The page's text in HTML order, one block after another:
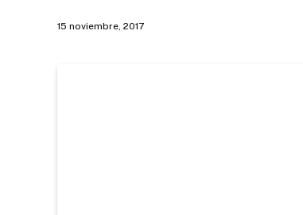
15 noviembre, 2017